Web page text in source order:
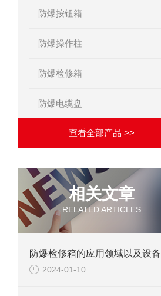
防爆按钮箱
防爆操作柱
防爆检修箱
防爆电缆盘
查看全部产品 >>
相关文章
RELATED ARTICLES
防爆检修箱的应用领域以及设备
2024-01-10